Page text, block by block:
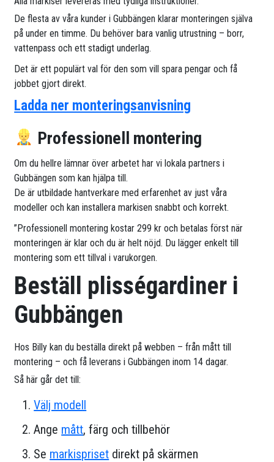
De flesta av våra kunder i Gubbängen klarar monteringen själva
på under en timme. Du behöver bara vanlig utrustning – borr,
vattenpass och ett stadigt underlag.
Det är ett populärt val för den som vill spara pengar och få
jobbet gjort direkt.
Ladda ner monteringsanvisning
Professionell montering
Om du hellre lämnar över arbetet har vi lokala partners i
Gubbängen som kan hjälpa till.
De är utbildade hantverkare med erfarenhet av just våra
modeller och kan installera markisen snabbt och korrekt.
”Professionell montering kostar 299 kr och betalas först när
monteringen är klar och du är helt nöjd. Du lägger enkelt till
montering som ett tillval i varukorgen.
Beställ plisségardiner i
Gubbängen
Hos Billy kan du beställa direkt på webben – från mått till
montering – och få leverans i Gubbängen inom 14 dagar.
Så här går det till:
Välj modell
Ange mått, färg och tillbehör
Se markispriset direkt på skärmen